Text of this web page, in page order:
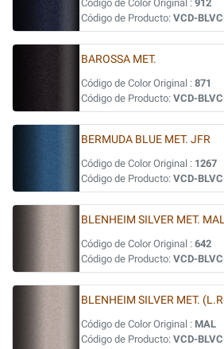
Código de Color Original : 912
Código de Producto: VCD-
BAROSSA MET.
Código de Color Original : 871
Código de Producto: VCD-
BERMUDA BLUE MET. JFR
Código de Color Original : 1267
Código de Producto: VCD-
BLENHEIM SILVER MET.
Código de Color Original : 642
Código de Producto: VCD-
BLENHEIM SILVER MET.
Código de Color Original : MAL
Código de Producto: VCD-